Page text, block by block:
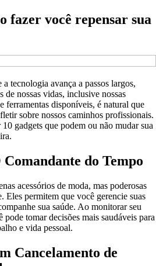
fazer você repensar sua
tecnologia avança a passos largos,
de nossas vidas, inclusive nossas
ferramentas disponíveis, é natural que
sobre nossos caminhos profissionais.
gadgets que podem ou não mudar sua
do Tempo
acessórios de moda, mas poderosas
Eles permitem que você gerencie suas
sua saúde. Ao monitorar seu
pode tomar decisões mais saudáveis para
e vida pessoal.
Cancelamento de